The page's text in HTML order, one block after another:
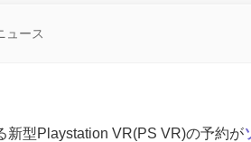
ュース
新型Playstation VR(PS VR)の予約が